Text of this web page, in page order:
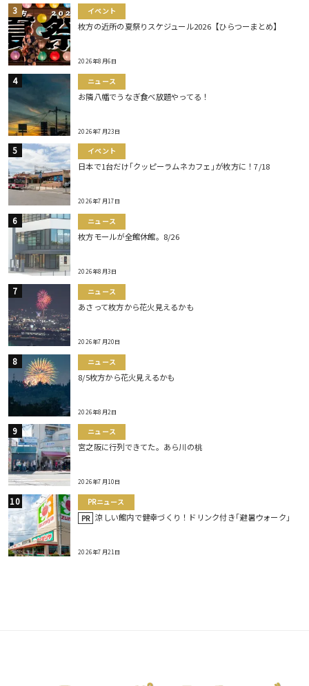
イベント
枚方の近所の夏祭りスケジュール2026【ひらつーまとめ】
2026年8月6日
ニュース
お隣八幡でうなぎ食べ放題やってる！
2026年7月23日
イベント
日本で1台だけ｢クッピーラムネカフェ｣が枚方に！7/18
2026年7月17日
ニュース
枚方モールが全館休館。8/26
2026年8月3日
ニュース
あさって枚方から花火見えるかも
2026年7月20日
ニュース
8/5枚方から花火見えるかも
2026年8月2日
ニュース
宮之阪に行列できてた。あら川の桃
2026年7月10日
PRニュース
PR 涼しい館内で健幸づくり！ドリンク付き｢避暑ウォーク｣
2026年7月21日